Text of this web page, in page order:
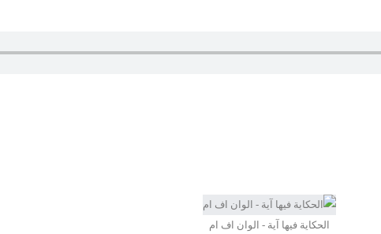
الحكاية فيها آية - الوان اف ام